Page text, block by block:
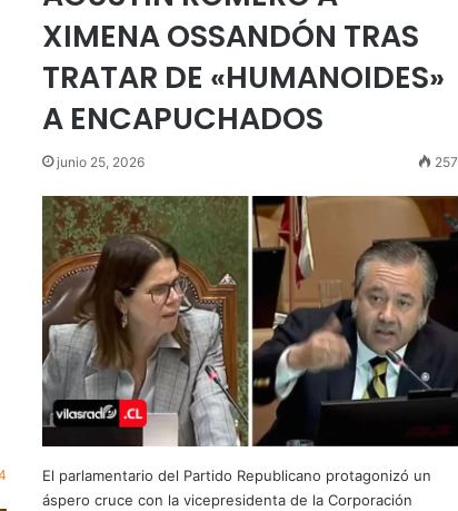
XIMENA OSSANDÓN TRAS
TRATAR DE «HUMANOIDES»
A ENCAPUCHADOS
junio 25, 2026 257
El parlamentario del Partido Republicano protagonizó un
áspero cruce con la vicepresidenta de la Corporación